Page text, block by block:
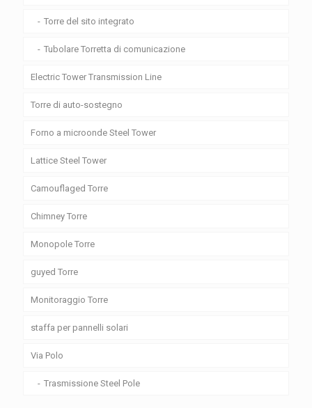
Torre del sito integrato
Tubolare Torretta di comunicazione
Electric Tower Transmission Line
Torre di auto-sostegno
Forno a microonde Steel Tower
Lattice Steel Tower
Camouflaged Torre
Chimney Torre
Monopole Torre
guyed Torre
Monitoraggio Torre
staffa per pannelli solari
Via Polo
Trasmissione Steel Pole